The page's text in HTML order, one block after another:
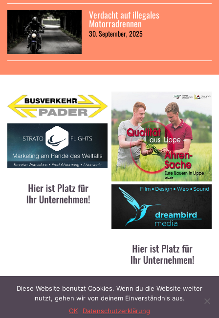
Verdacht auf illegales
Motorradrennen
30. September, 2025
Kontakt |Impressum|Datenschutz
© 2023 Lippe News / designed and developed byStratoflights
Diese Website benutzt Cookies. Wenn du die Website weiter
nutzt, gehen wir von deinem Einverständnis aus.
OK
Datenschutzerklärung